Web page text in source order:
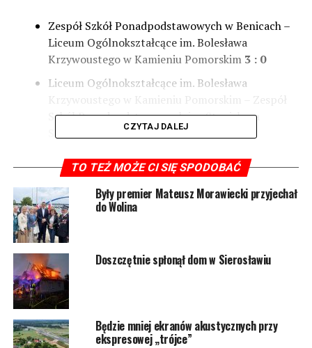
Zespół Szkół Ponadpodstawowych w Benicach –
Liceum Ogólnokształcące im. Bolesława
Krzywoustego w Kamieniu Pomorskim 3 : 0
Liceum Ogólnokształcące im. Bolesława
Krzywoustego w Kamieniu Pomorskim – Zespół
Szkół Ponadpodstawowych im. Stanisława
Staszica w Kamieniu Pomorskim
Zespół Szkół Ponadpodstawowych im. Stanisława
Staszica w Kamieniu Pomorskim – Zespół Szkół
Ponadpodstawowych w Benicach0 : 3
Klasyfikacja końcowa:
I miejsce – Zespół Szkół Ponadpodstawowych w
Benicach
II miejsce – Liceum Ogólnokształcące im. Bolesława
Krzywoustego w Kamieniu Pomorskim
III miejsce – Zespół Szkół Ponadpodstawowych im.
Stanisława Staszica w Kamieniu Pomorskim
CZYTAJ DALEJ
TO TEŻ MOŻE CI SIĘ SPODOBAĆ
Były premier Mateusz Morawiecki przyjechał
do Wolina
Doszczętnie spłonął dom w Sierosławiu
Będzie mniej ekranów akustycznych przy
ekspresowej „trójce”